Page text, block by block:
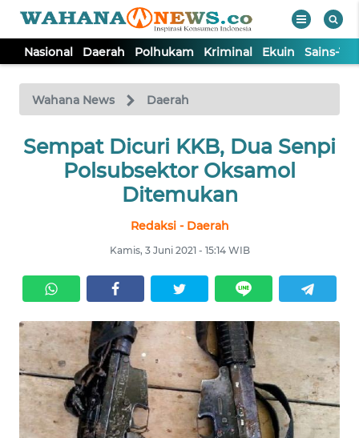
Nasional Daerah Polhukam Kriminal Ekuin Sains-
Wahana News Daerah
Sempat Dicuri KKB, Dua Senpi
Polsubsektor Oksamol
Ditemukan
Redaksi - Daerah
Kamis, 3 Juni 2021 - 15:14 WIB
TV
Tutup
NASIONAL
KRIMINAL
EKUIN
SAINS-TEKNO
KESEHATAN